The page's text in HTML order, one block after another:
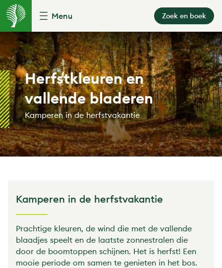
Menu Zoek en boek
Herfstkleuren en
vallende bladeren
Kamperen in de herfstvakantie
Kamperen in de herfstvakantie
Prachtige kleuren, de wind die met de vallende
blaadjes speelt en de laatste zonnestralen die
door de boomtoppen schijnen. Het is herfst! Een
mooie periode om samen te genieten in het bos.